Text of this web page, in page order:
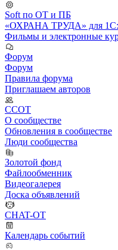
Soft по ОТ и ПБ
«ОХРАНА ТРУДА» для
Фильмы и электронные
Форум
Форум
Правила форума
Приглашаем авторов
ССОТ
О сообществе
Обновления в сообществе
Люди сообщества
Золотой фонд
Файлообменник
Видеогалерея
Доска объявлений
CHAT-OT
Календарь событий